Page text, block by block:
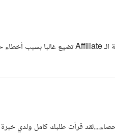
قرأت طلبك كامل ولدي